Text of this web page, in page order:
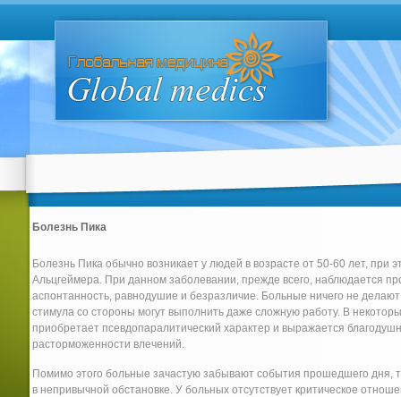
Болезнь Пика
Болезнь Пика обычно возникает у людей в возрасте от 50-60 лет, при
Альцгеймера. При данном заболевании, прежде всего, наблюдается
аспонтанность, равнодушие и безразличие. Больные ничего не
стимула со стороны могут выполнить даже сложную работу. В
приобретает псевдопаралитический характер и выражается
расторможенности влечений.
Помимо этого больные зачастую забывают события прошедшего дня,
в непривычной обстановке. У больных отсутствует критическое